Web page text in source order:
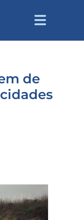
de